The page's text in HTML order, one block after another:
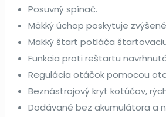
Posuvný spínač.
Mäkký úchop poskytuje
Mäkký štart potláča
Funkcia proti reštartu
Regulácia otáčok pomocou
Beznástrojový kryt kotúčov,
Dodávané bez akumulátora a